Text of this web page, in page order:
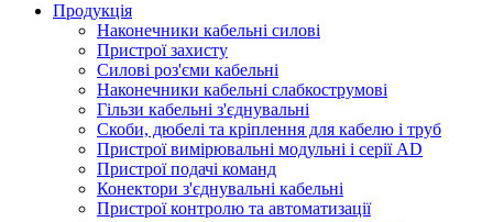
Продукція
Наконечники кабельні силові
Пристрої захисту
Силові роз'єми кабельні
Наконечники кабельні слабкострумові
Гільзи кабельні з'єднувальні
Скоби, дюбелі та кріплення для кабелю і труб
Пристрої вимірювальні модульні і серії AD
Пристрої подачі команд
Конектори з'єднувальні кабельні
Пристрої контролю та автоматизації